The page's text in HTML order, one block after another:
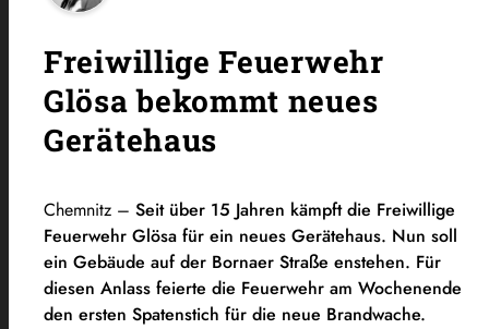
Freiwillige Feuerwehr
Glösa bekommt neues
Gerätehaus
Chemnitz – Seit über 15 Jahren kämpft die Freiwillige
Feuerwehr Glösa für ein neues Gerätehaus. Nun soll
ein Gebäude auf der Bornaer Straße enstehen. Für
diesen Anlass feierte die Feuerwehr am Wochenende
den ersten Spatenstich für die neue Brandwache.